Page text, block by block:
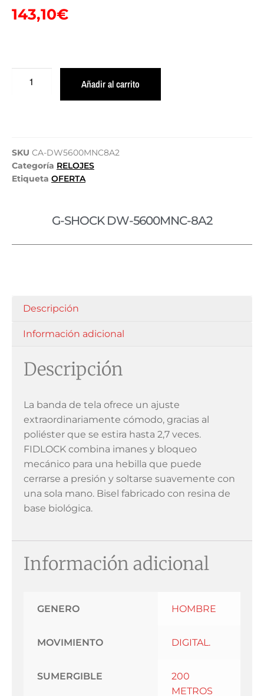
143,10€
Añadir al carrito
SKU CA-DW5600MNC8A2
Categoría RELOJES
Etiqueta OFERTA
G-SHOCK DW-5600MNC-8A2
Descripción
Información adicional
Descripción
La banda de tela ofrece un ajuste
extraordinariamente cómodo, gracias al
poliéster que se estira hasta 2,7 veces.
FIDLOCK combina imanes y bloqueo
mecánico para una hebilla que puede
cerrarse a presión y soltarse suavemente con
una sola mano. Bisel fabricado con resina de
base biológica.
Información adicional
GENERO HOMBRE
MOVIMIENTO DIGITAL.
SUMERGIBLE
200
METROS